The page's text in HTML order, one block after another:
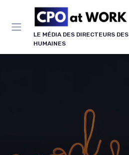
LE MÉDIA DES DIRECTEURS
HUMAINES
Panneau de gestion des cookies